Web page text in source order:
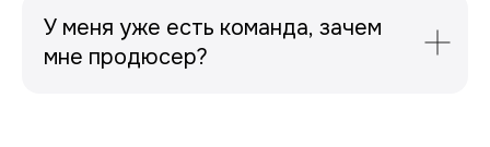
У меня уже есть команда, зачем
мне продюсер?